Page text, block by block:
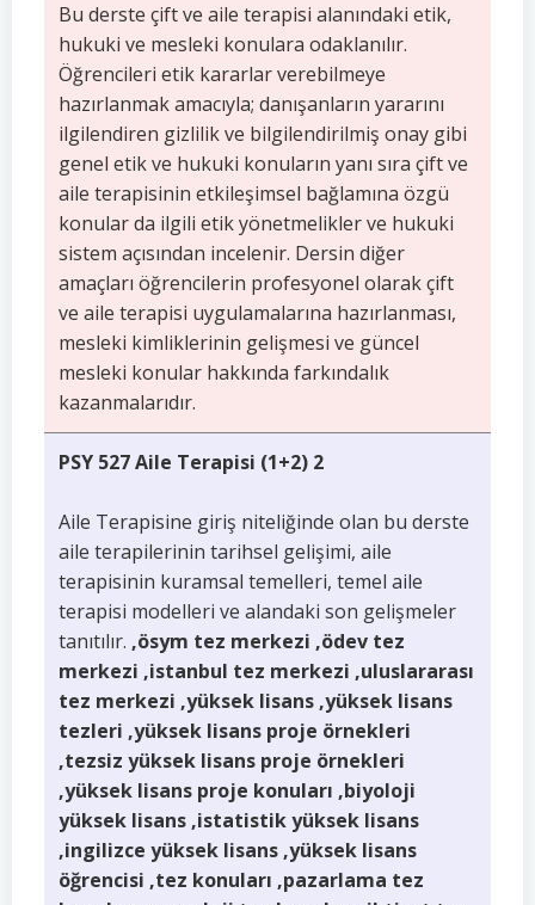
Bu derste çift ve aile terapisi alanındaki etik,
hukuki ve mesleki konulara odaklanılır.
Öğrencileri etik kararlar verebilmeye
hazırlanmak amacıyla; danışanların yararını
ilgilendiren gizlilik ve bilgilendirilmiş onay gibi
genel etik ve hukuki konuların yanı sıra çift ve
aile terapisinin etkileşimsel bağlamına özgü
konular da ilgili etik yönetmelikler ve hukuki
sistem açısından incelenir. Dersin diğer
amaçları öğrencilerin profesyonel olarak çift
ve aile terapisi uygulamalarına hazırlanması,
mesleki kimliklerinin gelişmesi ve güncel
mesleki konular hakkında farkındalık
kazanmalarıdır.
PSY 527 Aile Terapisi (1+2) 2
Aile Terapisine giriş niteliğinde olan bu derste
aile terapilerinin tarihsel gelişimi, aile
terapisinin kuramsal temelleri, temel aile
terapisi modelleri ve alandaki son gelişmeler
tanıtılır. ,ösym tez merkezi ,ödev tez
merkezi ,istanbul tez merkezi ,uluslararası
tez merkezi ,yüksek lisans ,yüksek lisans
tezleri ,yüksek lisans proje örnekleri
,tezsiz yüksek lisans proje örnekleri
,yüksek lisans proje konuları ,biyoloji
yüksek lisans ,istatistik yüksek lisans
,ingilizce yüksek lisans ,yüksek lisans
öğrencisi ,tez konuları ,pazarlama tez